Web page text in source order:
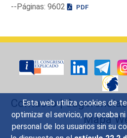
Esta web utiliza cookies de
optimizar el servicio, no recaba
personal de los usuarios sin su
--Páginas: 9602
PDF
Contacto|Sugerencias
Mapa